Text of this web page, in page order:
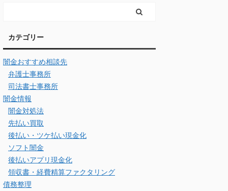
カテゴリー
闇金おすすめ相談先
弁護士事務所
司法書士事務所
闇金情報
闇金対処法
先払い買取
後払い・ツケ払い現金化
ソフト闇金
後払いアプリ現金化
領収書・経費精算ファクタリング
債務整理